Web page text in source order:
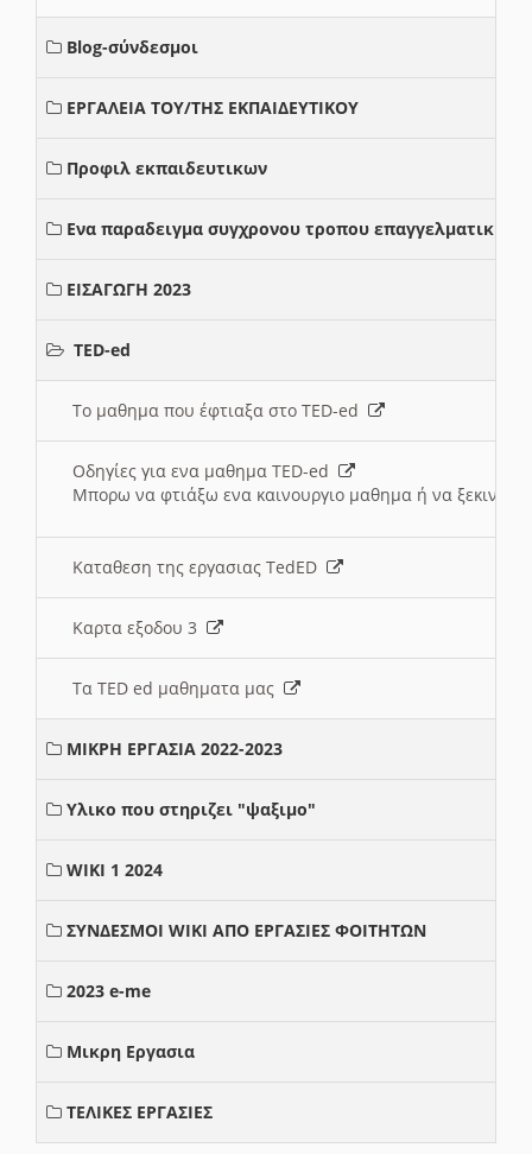
Blog-σύνδεσμοι
ΕΡΓΑΛΕΙΑ ΤΟΥ/ΤΗΣ ΕΚΠΑΙΔΕΥΤΙΚΟΥ
Προφιλ εκπαιδευτικων
Ενα παραδειγμα συγχρονου τροπου επαγγελματικης
ΕΙΣΑΓΩΓΗ 2023
TED-ed
Το μαθημα που έφτιαξα στο TED-ed
Οδηγίες για ενα μαθημα TED-ed
Μπορω να φτιάξω ενα καινουργιο μαθημα ή να
Καταθεση της εργασιας TedED
Καρτα εξοδου 3
Τα TED ed μαθηματα μας
ΜΙΚΡΗ ΕΡΓΑΣΙΑ 2022-2023
Υλικο που στηριζει "ψαξιμο"
WIKI 1 2024
ΣΥΝΔΕΣΜΟΙ WIKI ΑΠΟ ΕΡΓΑΣΙΕΣ ΦΟΙΤΗΤΩΝ
2023 e-me
Μικρη Εργασια
ΤΕΛΙΚΕΣ ΕΡΓΑΣΙΕΣ